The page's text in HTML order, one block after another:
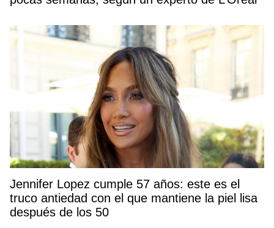
Jennifer Lopez cumple 57 años: este es el
truco antiedad con el que mantiene la piel lisa
después de los 50